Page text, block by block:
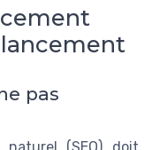
lancement
pas